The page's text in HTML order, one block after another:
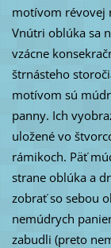
motívom révovej
Vnútri oblúka sa
vzácne
štrnásteho
motívom sú
panny. Ich
uložené vo
rámikoch. Päť
strane oblúka a
zobrať so sebou
nemúdrych
zabudli (preto